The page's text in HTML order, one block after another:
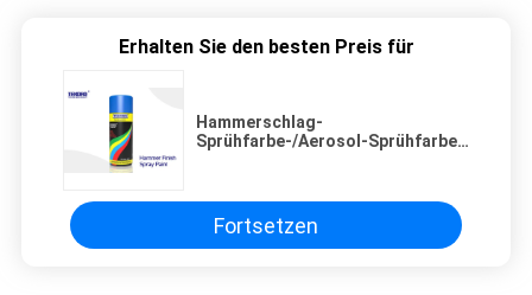
Erhalten Sie den besten Preis für
Hammerschlag-
Sprühfarbe-/Aerosol-Sprühfarbe-
Fortsetzen